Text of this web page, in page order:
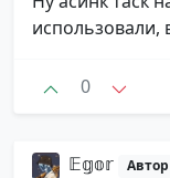
использовали,
0
𝔼𝕘𝕠𝕣